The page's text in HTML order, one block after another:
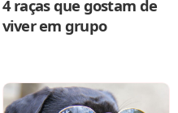
4 raças que gostam de
viver em grupo